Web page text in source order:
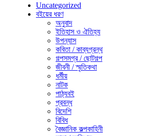
Uncategorized
বইয়ের ধরণ
অনুবাদ
ইতিহাস ও ঐতিহ্য
উপন্যাস
কবিতা / কাব্যগ্রন্থ
গল্পসমগ্র / ছোটগল্প
জীবনী / স্মৃতিকথা
ধর্মীয়
নাটক
পাঠ্যবই
প্রবন্ধ
বিদেশি
বিবিধ
বৈজ্ঞানিক কল্পকাহিনী